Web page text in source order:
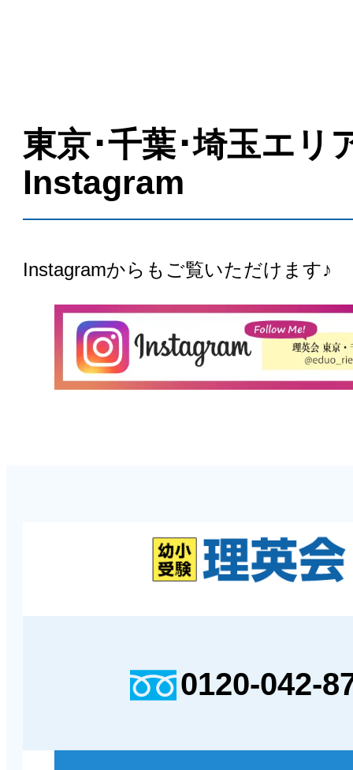
東京･千葉･埼玉エリ
Instagram
Instagramからもご覧いただけます♪
0120-042-